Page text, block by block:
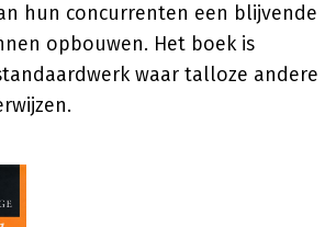
hun concurrenten een blijvende
opbouwen. Het boek is
waar talloze andere